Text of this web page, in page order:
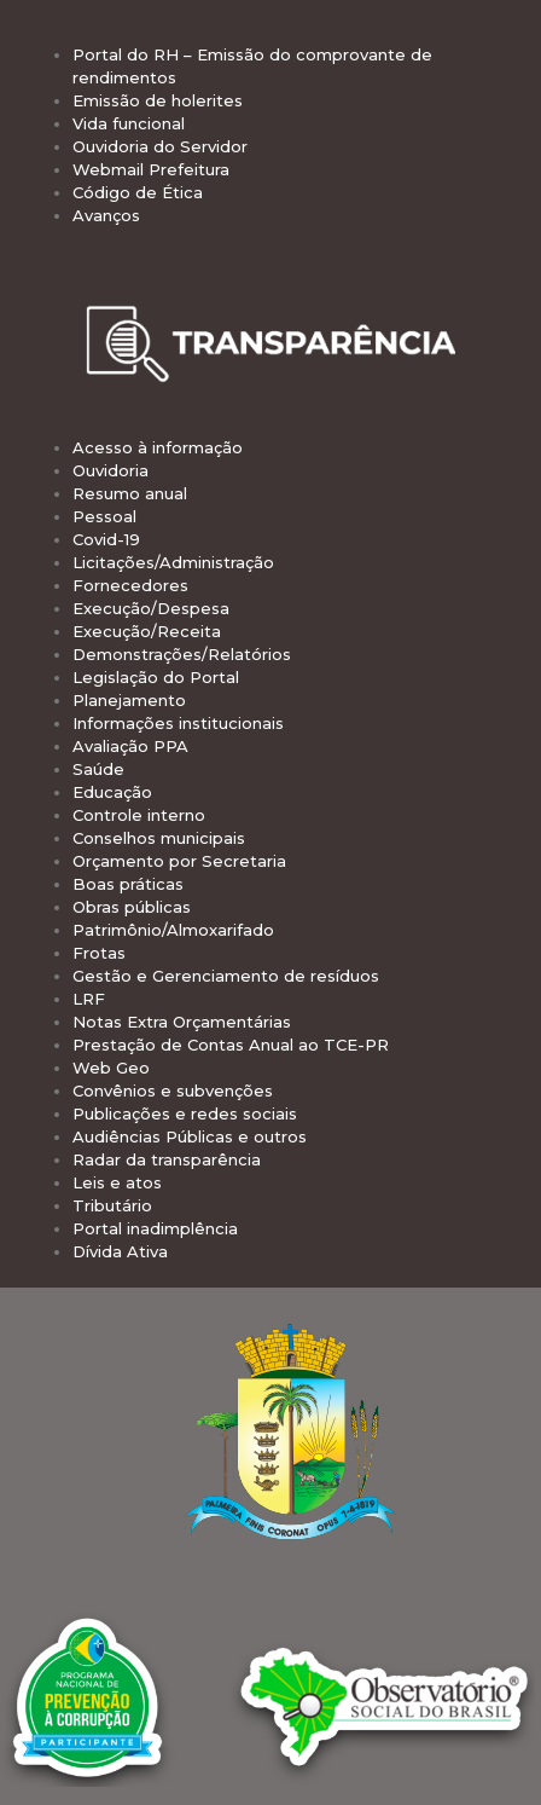
Portal do RH – Emissão do comprovante de
rendimentos
Emissão de holerites
Vida funcional
Ouvidoria do Servidor
Webmail Prefeitura
Código de Ética
Avanços
Acesso à informação
Ouvidoria
Resumo anual
Pessoal
Covid-19
Licitações/Administração
Fornecedores
Execução/Despesa
Execução/Receita
Demonstrações/Relatórios
Legislação do Portal
Planejamento
Informações institucionais
Avaliação PPA
Saúde
Educação
Controle interno
Conselhos municipais
Orçamento por Secretaria
Boas práticas
Obras públicas
Patrimônio/Almoxarifado
Frotas
Gestão e Gerenciamento de resíduos
LRF
Notas Extra Orçamentárias
Prestação de Contas Anual ao TCE-PR
Web Geo
Convênios e subvenções
Publicações e redes sociais
Audiências Públicas e outros
Radar da transparência
Leis e atos
Tributário
Portal inadimplência
Dívida Ativa